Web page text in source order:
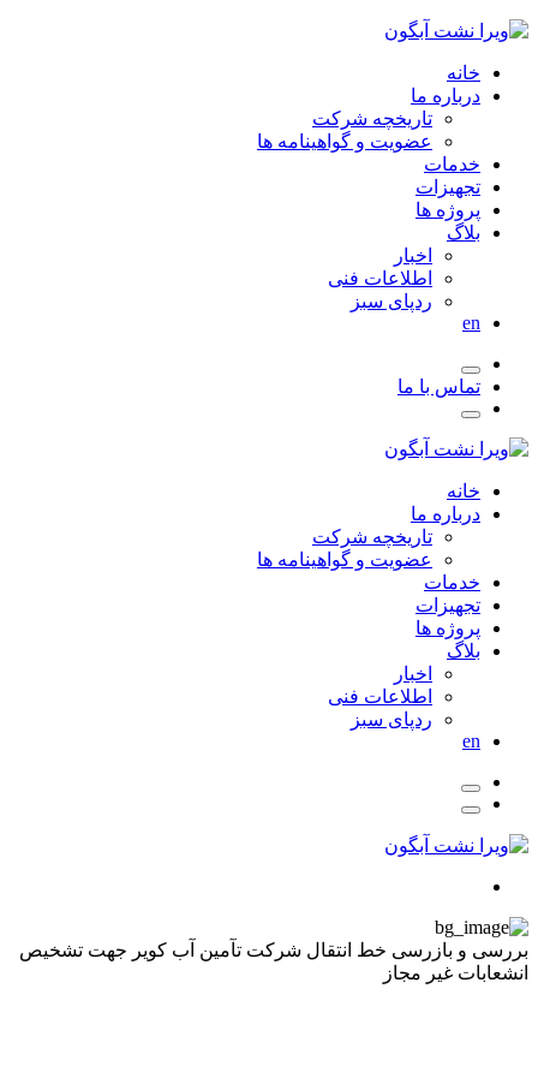
خانه
درباره ما
تاریخچه شرکت
عضویت و گواهینامه ها
خدمات
تجهیزات
پروژه ها
بلاگ
اخبار
اطلاعات فنی
ردپای سبز
en
تماس با ما
خانه
درباره ما
تاریخچه شرکت
عضویت و گواهینامه ها
خدمات
تجهیزات
پروژه ها
بلاگ
اخبار
اطلاعات فنی
ردپای سبز
en
بررسی و بازرسی خط انتقال شرکت تآمین آب کویر جهت تشخیص
انشعابات غیر مجاز